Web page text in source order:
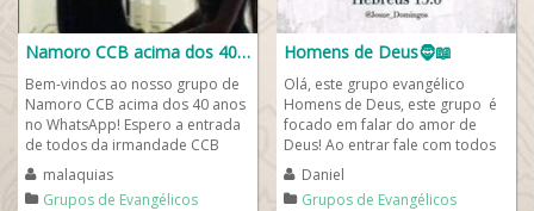
Namoro CCB acima dos 40❤️
Bem-vindos ao nosso grupo de
Namoro CCB acima dos 40 anos
no WhatsApp! Espero a entrada
de todos da irmandade CCB
(Congregação Cristã no Brasil),
seja...
malaquias
Grupos de Evangélicos
Homens de Deus🧔📖
Olá, este grupo evangélico
Homens de Deus, este grupo é
focado em falar do amor de
Deus! Ao entrar fale com todos
para que você comece se
familiarizar com...
Daniel
Grupos de Evangélicos